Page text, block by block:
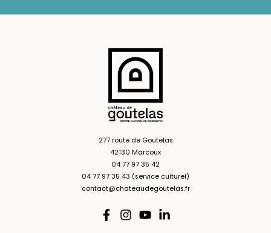
277 route de Goutelas
42130 Marcoux
04 77 97 35 42
04 77 97 35 43 (service culturel)
contact@chateaudegoutelas.fr